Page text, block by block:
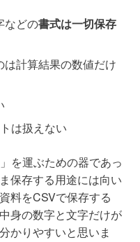
などの書式は一切保存
計算結果の数値だけ
は扱えない
を運ぶための器であっ
保存する用途には向い
料をCSVで保存する
身の数字と文字だけが
かりやすいと思いま